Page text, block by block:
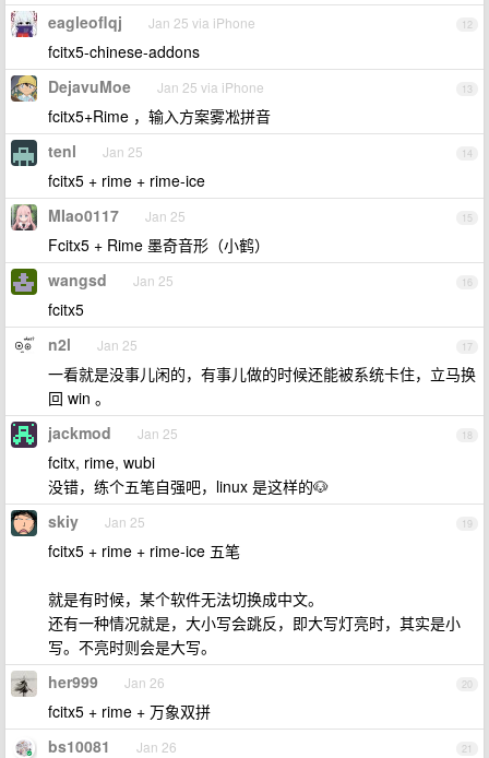
12
eagleoflqj Jan 25 via iPhone
fcitx5-chinese-addons
13
DejavuMoe Jan 25 via iPhone
fcitx5+Rime ，输入方案雾凇拼音
14
tenl Jan 25
fcitx5 + rime + rime-ice
15
MIao0117 Jan 25
Fcitx5 + Rime 墨奇音形（小鹤）
16
wangsd Jan 25
fcitx5
17
n2l Jan 25
一看就是没事儿闲的，有事儿做的时候还能被系统卡住，立马换
回 win 。
18
jackmod Jan 25
fcitx, rime, wubi
没错，练个五笔自强吧，linux 是这样的🐶
19
skiy Jan 25
fcitx5 + rime + rime-ice 五笔
就是有时候，某个软件无法切换成中文。
还有一种情况就是，大小写会跳反，即大写灯亮时，其实是小
写。不亮时则会是大写。
20
her999 Jan 26
fcitx5 + rime + 万象双拼
21
bs10081 Jan 26